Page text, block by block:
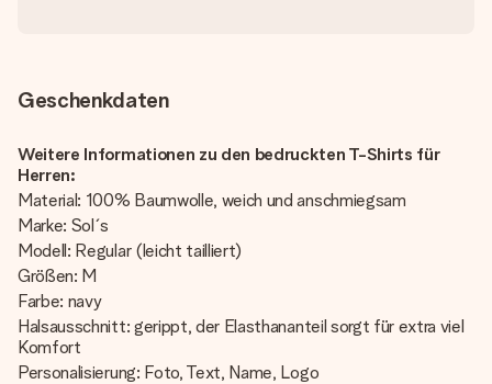
Geschenkdaten
Weitere Informationen zu den bedruckten T-Shirts für
Herren:
Material: 100% Baumwolle, weich und anschmiegsam
Marke: Sol´s
Modell: Regular (leicht tailliert)
Größen: M
Farbe: navy
Halsausschnitt: gerippt, der Elasthananteil sorgt für extra viel
Komfort
Personalisierung: Foto, Text, Name, Logo